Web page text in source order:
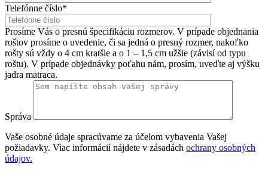
Telefónne číslo*
Prosíme Vás o presnú špecifikáciu rozmerov. V prípade objednania
roštov prosíme o uvedenie, či sa jedná o presný rozmer, nakoľko
rošty sú vždy o 4 cm kratšie a o 1 – 1,5 cm užšie (závisí od typu
roštu). V prípade objednávky poťahu nám, prosím, uveďte aj výšku
jadra matraca.
Správa
Vaše osobné údaje spracúvame za účelom vybavenia Vašej
požiadavky. Viac informácií nájdete v zásadách ochrany osobných
údajov.